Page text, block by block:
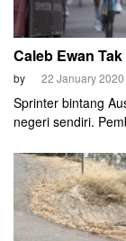
Caleb Ewan
by 22 January 2020
Sprinter bintang
negeri sendiri.
terbendung,
135,8 km dari